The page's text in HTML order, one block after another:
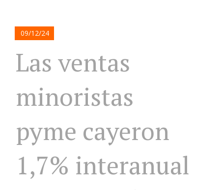
09/12/24
Las ventas
minoristas
pyme cayeron
1,7% interanual